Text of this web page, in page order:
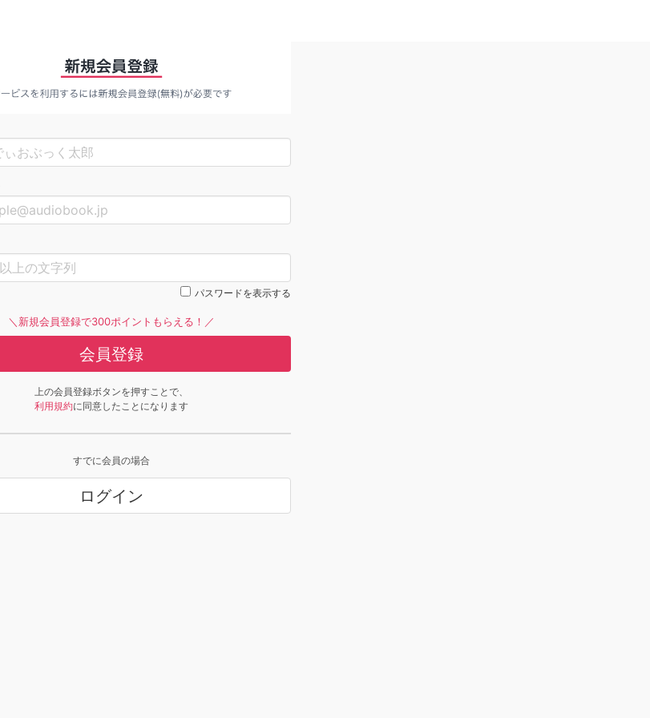
パスワードを表示する
＼新規会員登録で300ポイントもらえる！／
会員登録
上の会員登録ボタンを押すことで、
利用規約に同意したことになります
すでに会員の場合
ログイン